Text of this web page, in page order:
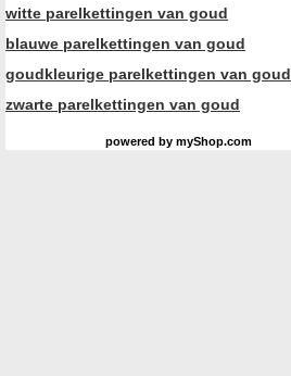
powered by myShop.com
witte parelkettingen van goud
blauwe parelkettingen van goud
goudkleurige parelkettingen van goud
zwarte parelkettingen van goud